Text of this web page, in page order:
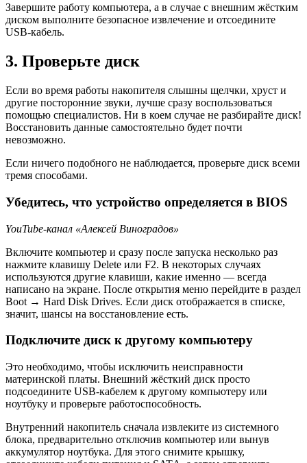
Завершите работу компьютера, а в случае с внешним жёстким
диском выполните безопасное извлечение и отсоедините
USB-кабель.
3. Проверьте диск
Если во время работы накопителя слышны щелчки, хруст и
другие посторонние звуки, лучше сразу воспользоваться
помощью специалистов. Ни в коем случае не разбирайте диск!
Восстановить данные самостоятельно будет почти
невозможно.
Если ничего подобного не наблюдается, проверьте диск всеми
тремя способами.
Убедитесь, что устройство определяется в BIOS
YouTube-канал «Алексей Виноградов»
Включите компьютер и сразу после запуска несколько раз
нажмите клавишу Delete или F2. В некоторых случаях
используются другие клавиши, какие именно — всегда
написано на экране. После открытия меню перейдите в раздел
Boot → Hard Disk Drives. Если диск отображается в списке,
значит, шансы на восстановление есть.
Подключите диск к другому компьютеру
Это необходимо, чтобы исключить неисправности
материнской платы. Внешний жёсткий диск просто
подсоедините USB-кабелем к другому компьютеру или
ноутбуку и проверьте работоспособность.
Внутренний накопитель сначала извлеките из системного
блока, предварительно отключив компьютер или вынув
аккумулятор ноутбука. Для этого снимите крышку,